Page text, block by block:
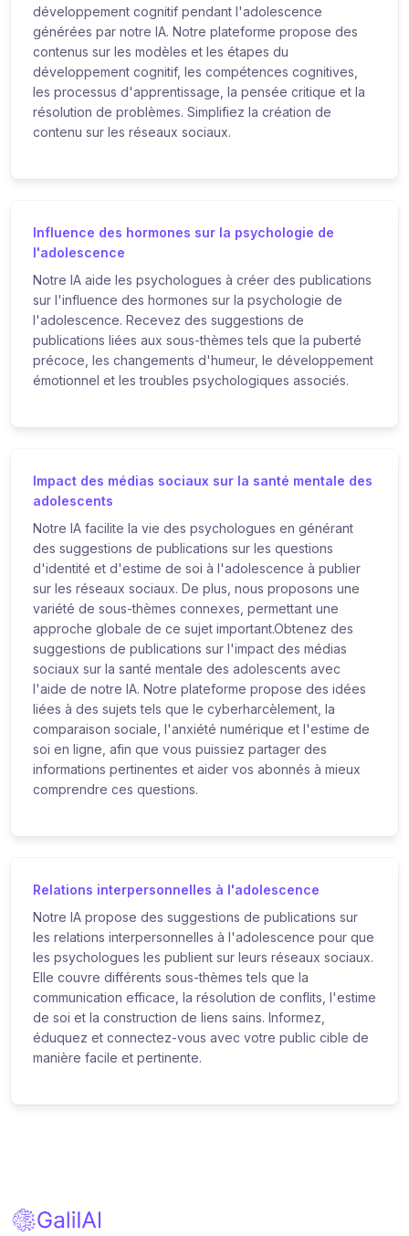
développement cognitif pendant l'adolescence
générées par notre IA. Notre plateforme propose des
contenus sur les modèles et les étapes du
développement cognitif, les compétences cognitives,
les processus d'apprentissage, la pensée critique et la
résolution de problèmes. Simplifiez la création de
contenu sur les réseaux sociaux.
Influence des hormones sur la psychologie de
l'adolescence
Notre IA aide les psychologues à créer des publications
sur l'influence des hormones sur la psychologie de
l'adolescence. Recevez des suggestions de
publications liées aux sous-thèmes tels que la puberté
précoce, les changements d'humeur, le développement
émotionnel et les troubles psychologiques associés.
Impact des médias sociaux sur la santé mentale des
adolescents
Notre IA facilite la vie des psychologues en générant
des suggestions de publications sur les questions
d'identité et d'estime de soi à l'adolescence à publier
sur les réseaux sociaux. De plus, nous proposons une
variété de sous-thèmes connexes, permettant une
approche globale de ce sujet important.Obtenez des
suggestions de publications sur l'impact des médias
sociaux sur la santé mentale des adolescents avec
l'aide de notre IA. Notre plateforme propose des idées
liées à des sujets tels que le cyberharcèlement, la
comparaison sociale, l'anxiété numérique et l'estime de
soi en ligne, afin que vous puissiez partager des
informations pertinentes et aider vos abonnés à mieux
comprendre ces questions.
Relations interpersonnelles à l'adolescence
Notre IA propose des suggestions de publications sur
les relations interpersonnelles à l'adolescence pour que
les psychologues les publient sur leurs réseaux sociaux.
Elle couvre différents sous-thèmes tels que la
communication efficace, la résolution de conflits, l'estime
de soi et la construction de liens sains. Informez,
éduquez et connectez-vous avec votre public cible de
manière facile et pertinente.